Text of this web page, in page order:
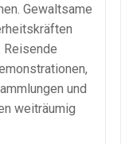
Gewaltsame
Reisende
und
weiträumig